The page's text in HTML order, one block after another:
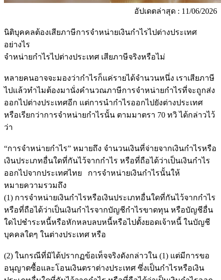
อัปเดตล่าสุด : 11/06/2026
นิติบุคคลต้องเสียภาษีการจำหน่ายเงินกำไรไปต่างประเทศ
อย่างไร
จำหน่ายกำไรไปต่างประเทศ เสียภาษีจริงหรือไม่
หลายคนอาจจะมองว่ากำไรก็แค่รายได้จำนวนหนึ่ง เราเสียภาษี
ไปแล้วทำไมต้องมานั่งคำนวณภาษีการจำหน่ายกำไรที่จะถูกส่ง
ออกไปต่างประเทศอีก แต่การนำกำไรออกไปยังต่างประเทศ
หรือเรียกว่าการจำหน่ายกำไรนั้น ตามมาตรา 70 ทวิ ได้กล่าวไว้
ว่า
“การจำหน่ายกำไร” หมายถึง จำนวนเงินที่จ่ายจากเงินกำไรหรือ
เงินประเภทอื่นใดที่กันไว้จากกำไร หรือที่ถือได้ว่าเป็นเงินกำไร
ออกไปจากประเทศไทย การจำหน่ายเงินกำไรนั้นให้
หมายความรวมถึง
(1) การจำหน่ายเงินกำไรหรือเงินประเภทอื่นใดที่กันไว้จากกำไร
หรือที่ถือได้ว่าเป็นเงินกำไรจากบัญชีกำไรขาดทุน หรือบัญชีอื่น
ใดไปชำระหนี้หรือหักหลบลบหนี้หรือไปตั้งยอดเจ้าหนี้ ในบัญชี
บุคคลใดๆ ในต่างประเทศ หรือ
(2) ในกรณีที่มิได้ปรากฏข้อเท็จจริงดังกล่าวใน (1) แต่มีการขอ
อนุญาตซื้อและโอนเงินตราต่างประเทศ ซึ่งเป็นกำไรหรือเงิน